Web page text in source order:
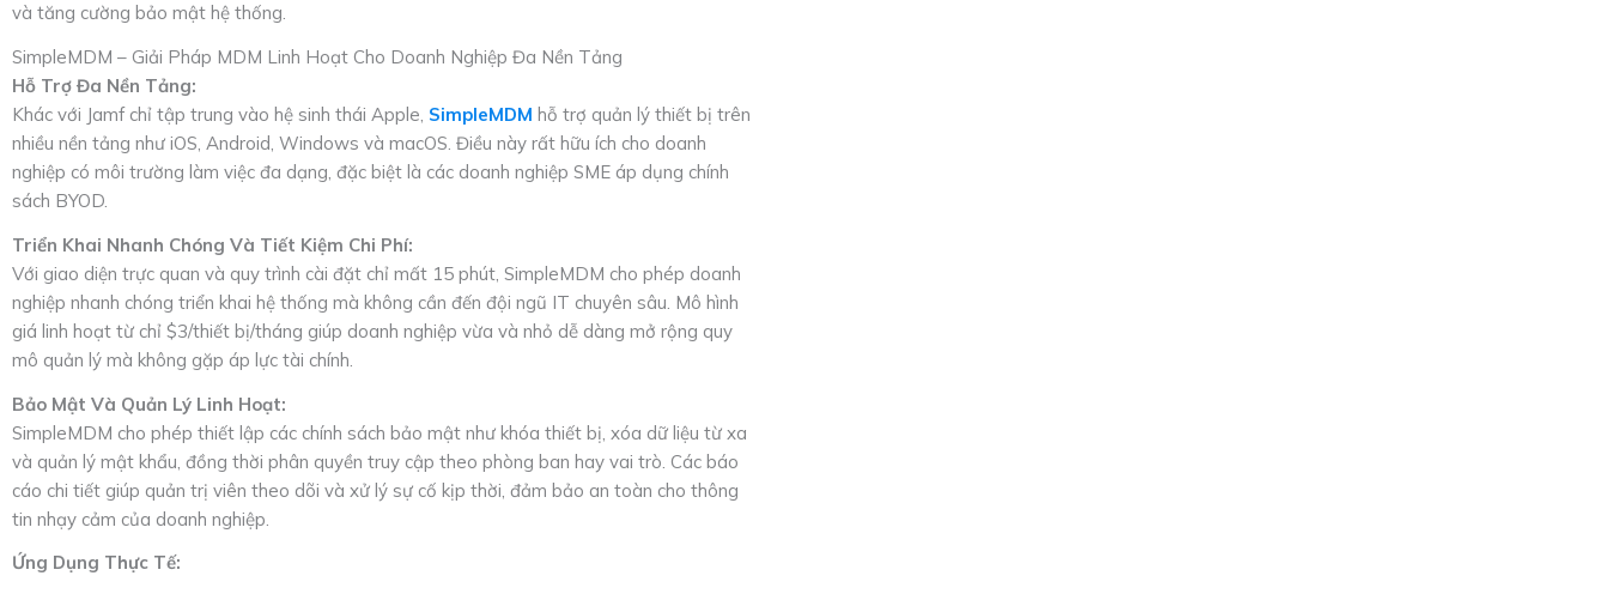
và tăng cường bảo mật hệ thống.
SimpleMDM – Giải Pháp MDM Linh Hoạt Cho Doanh Nghiệp Đa Nền Tảng
Hỗ Trợ Đa Nền Tảng:
Khác với Jamf chỉ tập trung vào hệ sinh thái Apple, SimpleMDM hỗ trợ quản lý thiết bị trên
nhiều nền tảng như iOS, Android, Windows và macOS. Điều này rất hữu ích cho doanh
nghiệp có môi trường làm việc đa dạng, đặc biệt là các doanh nghiệp SME áp dụng chính
sách BYOD.
Triển Khai Nhanh Chóng Và Tiết Kiệm Chi Phí:
Với giao diện trực quan và quy trình cài đặt chỉ mất 15 phút, SimpleMDM cho phép doanh
nghiệp nhanh chóng triển khai hệ thống mà không cần đến đội ngũ IT chuyên sâu. Mô hình
giá linh hoạt từ chỉ $3/thiết bị/tháng giúp doanh nghiệp vừa và nhỏ dễ dàng mở rộng quy
mô quản lý mà không gặp áp lực tài chính.
Bảo Mật Và Quản Lý Linh Hoạt:
SimpleMDM cho phép thiết lập các chính sách bảo mật như khóa thiết bị, xóa dữ liệu từ xa
và quản lý mật khẩu, đồng thời phân quyền truy cập theo phòng ban hay vai trò. Các báo
cáo chi tiết giúp quản trị viên theo dõi và xử lý sự cố kịp thời, đảm bảo an toàn cho thông
tin nhạy cảm của doanh nghiệp.
Ứng Dụng Thực Tế: